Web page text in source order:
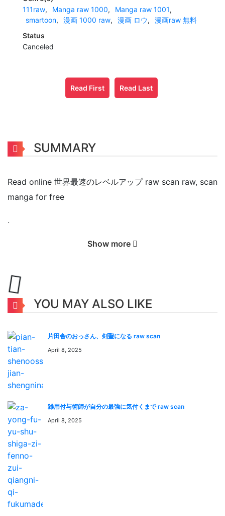
111raw, Manga raw 1000, Manga raw 1001,
smartoon, 漫画 1000 raw, 漫画 ロウ,
漫画raw 無料
Status
Canceled
Read First Read Last
SUMMARY
Read online 世界最速のレベルアップ raw scan raw, scan
manga for free
.
世界最速のレベルアップ raw
世界中にダンジョンが出現して幾年月。冒険者、天音凛が
持つユニークスキル【ダンジョン内転移】が覚醒した時、
彼はルールに縛られない特別な存在となる――。圧倒的な
📖 よくある質問 / FAQ
「世界最速のレベルアップ raw scan」はどこで無料で読
「世界最速のレベルアップ raw scan」は
mangaraw.spaceで全話無料でオンライン読めます。最新
話も随時更新中です。
「世界最速のレベルアップ raw scan」のジャンルは何で
このマンガのジャンルは 111raw, Manga raw 1000,
Show more
YOU MAY ALSO LIKE
片田舎のおっさん、剣聖になる raw scan
April 8, 2025
雑用付与術師が自分の最強に気付くまで raw scan
April 8, 2025